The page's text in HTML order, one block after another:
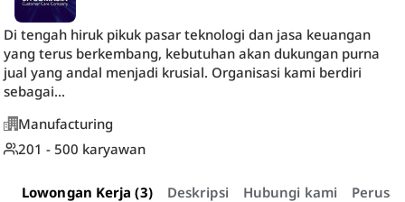
Di tengah hiruk pikuk pasar teknologi dan jasa keuangan
yang terus berkembang, kebutuhan akan dukungan purna
jual yang andal menjadi krusial. Organisasi kami berdiri
sebagai...
Manufacturing
201 - 500 karyawan
Lowongan Kerja (3) Deskripsi Hubungi kami